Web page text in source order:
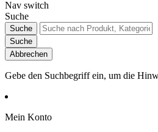
Nav switch
Suche
Suche
Suche
Abbrechen
Gebe den Suchbegriff ein, um die
Mein Konto